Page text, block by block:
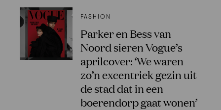
FASHION
Parker en Bess van
Noord sieren Vogue’s
aprilcover: ‘We waren
zo’n excentriek gezin uit
de stad dat in een
boerendorp gaat wonen’